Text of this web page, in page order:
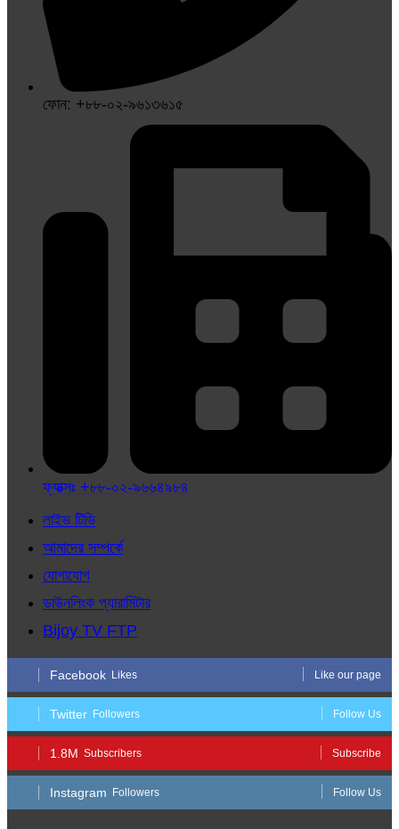
ফোন: +৮৮-০২-৯৬১৩৬১৫
ফ্যাক্সঃ +৮৮-০২-৯৬৬৪৯৮৪
লাইভ টিভি
আমাদের সম্পর্কে
যোগাযোগ
ডাউনলিংক প্যারামিটার
Bijoy TV FTP
Facebook Likes Like our page
Twitter Followers Follow Us
1.8M Subscribers Subscribe
Instagram Followers Follow Us